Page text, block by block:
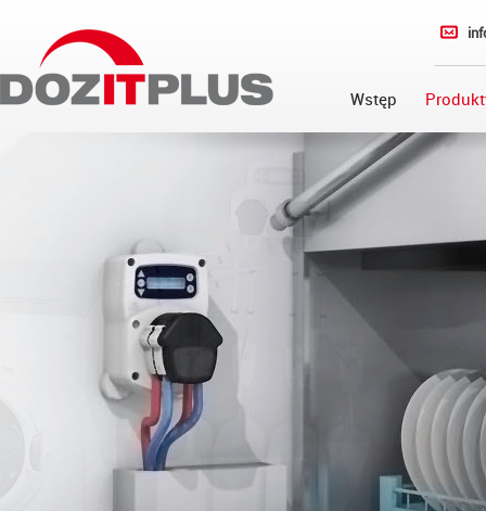
Wstęp